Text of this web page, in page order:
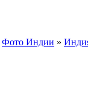
Фото Индии »